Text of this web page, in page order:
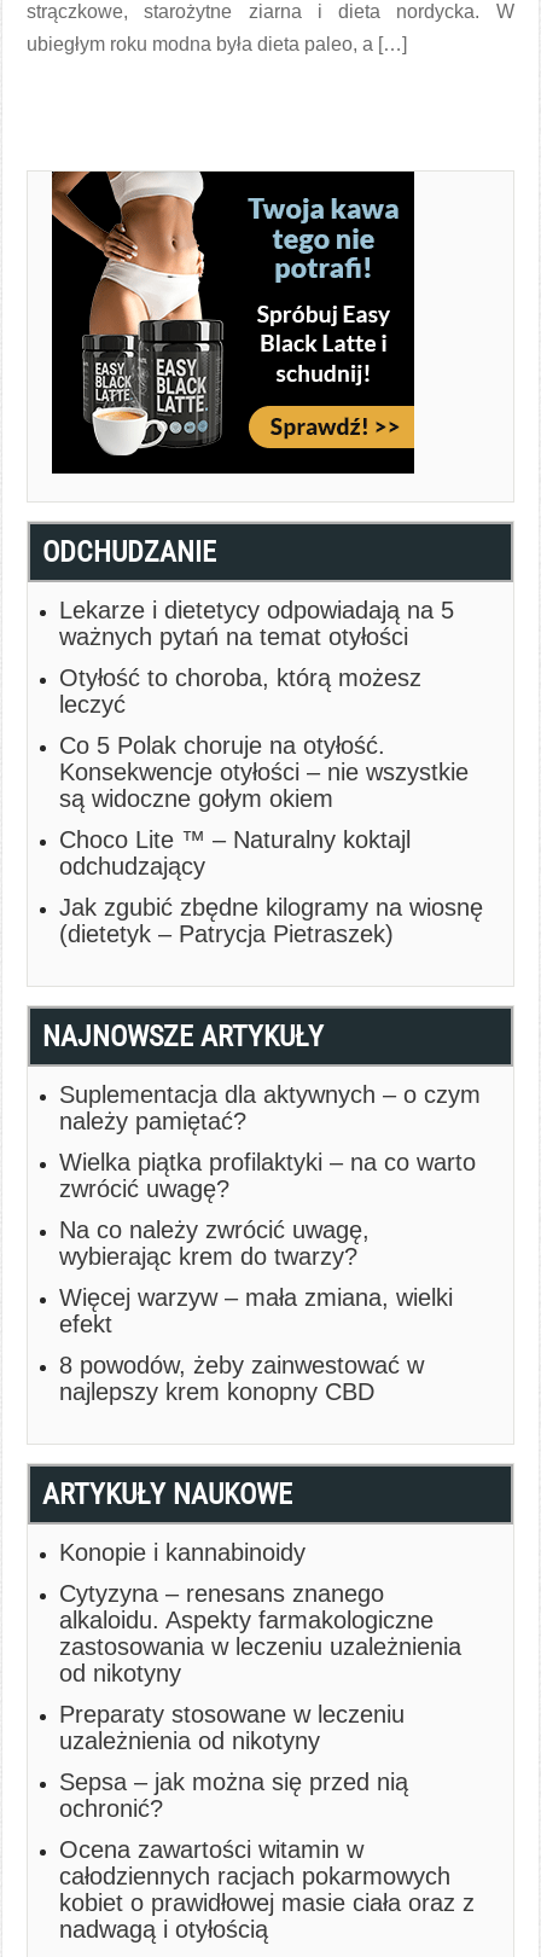
strączkowe, starożytne ziarna i dieta nordycka. W
ubiegłym roku modna była dieta paleo, a […]
ODCHUDZANIE
Lekarze i dietetycy odpowiadają na 5
ważnych pytań na temat otyłości
Otyłość to choroba, którą możesz
leczyć
Co 5 Polak choruje na otyłość.
Konsekwencje otyłości – nie wszystkie
są widoczne gołym okiem
Choco Lite ™ – Naturalny koktajl
odchudzający
Jak zgubić zbędne kilogramy na wiosnę
(dietetyk – Patrycja Pietraszek)
NAJNOWSZE ARTYKUŁY
Suplementacja dla aktywnych – o czym
należy pamiętać?
Wielka piątka profilaktyki – na co warto
zwrócić uwagę?
Na co należy zwrócić uwagę,
wybierając krem do twarzy?
Więcej warzyw – mała zmiana, wielki
efekt
8 powodów, żeby zainwestować w
najlepszy krem konopny CBD
ARTYKUŁY NAUKOWE
Konopie i kannabinoidy
Cytyzyna – renesans znanego
alkaloidu. Aspekty farmakologiczne
zastosowania w leczeniu uzależnienia
od nikotyny
Preparaty stosowane w leczeniu
uzależnienia od nikotyny
Sepsa – jak można się przed nią
ochronić?
Ocena zawartości witamin w
całodziennych racjach pokarmowych
kobiet o prawidłowej masie ciała oraz z
nadwagą i otyłością